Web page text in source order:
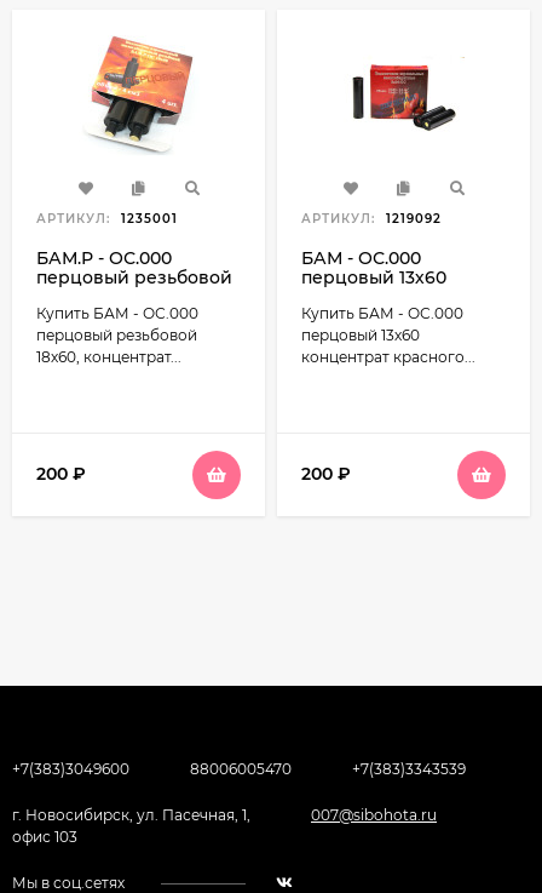
АРТИКУЛ: 1235001
БАМ.Р - ОС.000
перцовый резьбовой
красного перца (ОС)
-5°C до +40°C
Купить БАМ - ОС.000
перцовый резьбовой
18х60, концентрат...
200 ₽
АРТИКУЛ: 1219092
БАМ - ОС.000
перцовый 13х60
перца (ОС)-20 мг -5°C
до +40°C
Купить БАМ - ОС.000
перцовый 13х60
концентрат красного...
200 ₽
+7(383)3049600 88006005470 +7(383)3343539
г. Новосибирск, ул. Пасечная, 1,
офис 103
007@sibohota.ru
Мы в соц.сетях